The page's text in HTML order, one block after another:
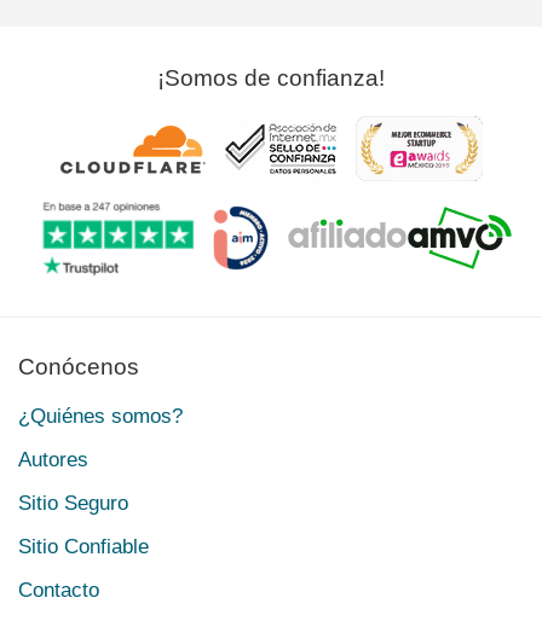
¡Somos de confianza!
Conócenos
¿Quiénes somos?
Autores
Sitio Seguro
Sitio Confiable
Contacto